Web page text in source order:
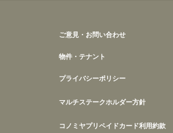
ご意見・お問い合わせ
物件・テナント
プライバシーポリシー
マルチステークホルダー方針
コノミヤプリペイドカード利用約款